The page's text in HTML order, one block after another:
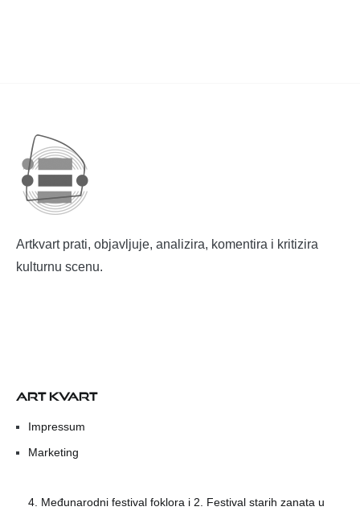
Artkvart prati, objavljuje, analizira, komentira i kritizira
kulturnu scenu.
ART KVART
Impressum
Marketing
4. Međunarodni festival foklora i 2. Festival starih zanata u